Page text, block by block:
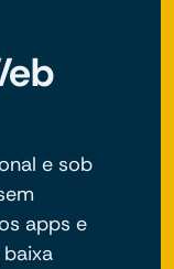
e sob
apps e